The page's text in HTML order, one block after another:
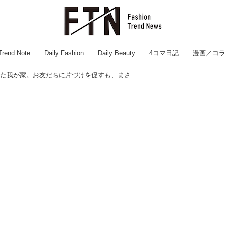
Note Daily Fashion Daily Beauty 4コマ日記 漫画／コ